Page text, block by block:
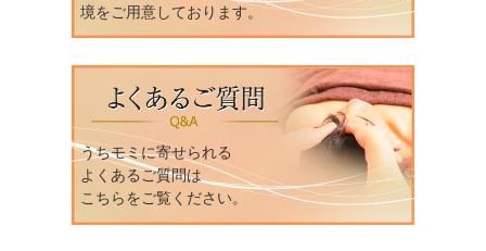
境をご用意しております。
うちモミに寄せられる
よくあるご質問は
こちらをご覧ください。